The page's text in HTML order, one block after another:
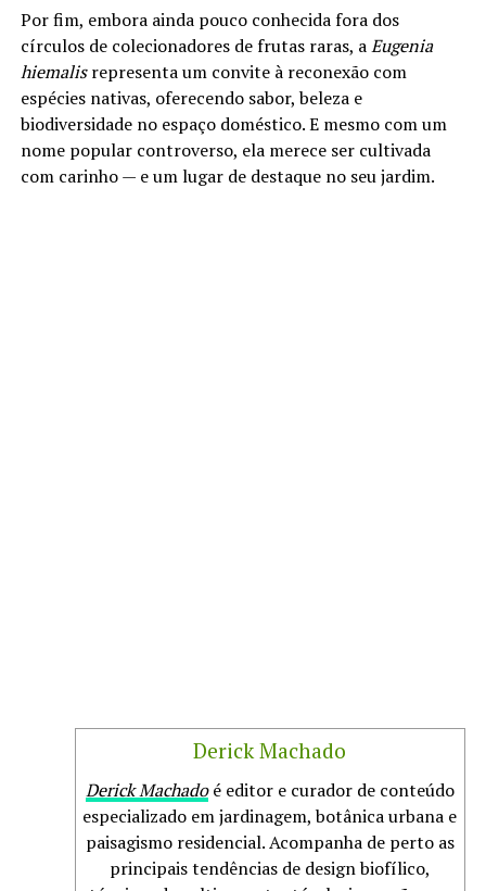
Por fim, embora ainda pouco conhecida fora dos
círculos de colecionadores de frutas raras, aEugenia
hiemalisrepresenta um convite à reconexão com
espécies nativas, oferecendo sabor, beleza e
biodiversidade no espaço doméstico. E mesmo com um
nome popular controverso, ela merece ser cultivada
com carinho — e um lugar de destaque no seu jardim.
Derick Machado
Derick Machadoé editor e curador de conteúdo
especializado em jardinagem, botânica urbana e
paisagismo residencial. Acompanha de perto as
principais tendências de design biofílico,